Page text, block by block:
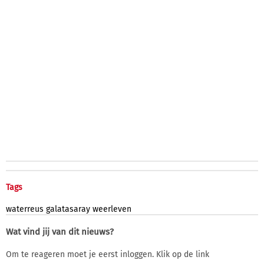
Tags
waterreus galatasaray weerleven
Wat vind jij van dit nieuws?
Om te reageren moet je eerst inloggen. Klik op de link